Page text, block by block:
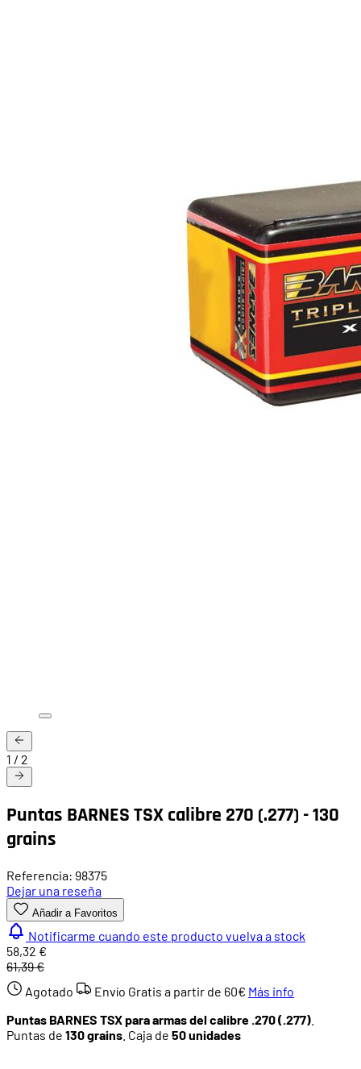
1 / 2
Puntas BARNES TSX calibre 270 (.277) - 130
grains
Referencia: 98375
Dejar una reseña
Añadir a Favoritos
Notificarme cuando este producto vuelva a stock
58,32 €
61,39 €
Agotado
Envío Gratis a partir de 60€ Más info
Puntas BARNES TSX para armas del calibre .270 (.277)
Puntas de 130 grains . Caja de 50 unidades